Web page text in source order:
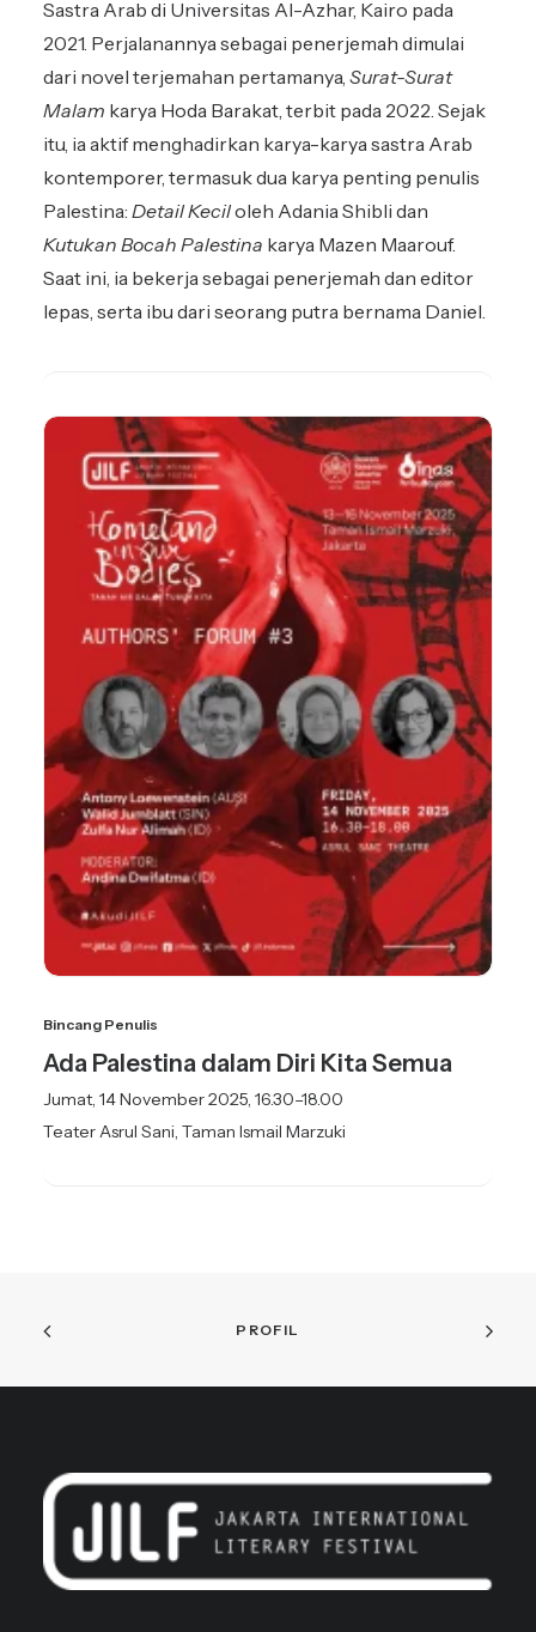
Sastra Arab di Universitas Al-Azhar, Kairo pada
2021. Perjalanannya sebagai penerjemah dimulai
dari novel terjemahan pertamanya, Surat-Surat
Malam karya Hoda Barakat, terbit pada 2022. Sejak
itu, ia aktif menghadirkan karya-karya sastra Arab
kontemporer, termasuk dua karya penting penulis
Palestina: Detail Keciloleh Adania Shibli dan
Kutukan Bocah Palestina karya Mazen Maarouf.
Saat ini, ia bekerja sebagai penerjemah dan editor
lepas, serta ibu dari seorang putra bernama Daniel.
Bincang Penulis
Ada Palestina dalam Diri Kita Semua
Jumat, 14 November 2025, 16.30–18.00
Teater Asrul Sani, Taman Ismail Marzuki
PROFIL